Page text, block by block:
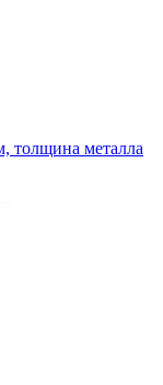
толщина металла